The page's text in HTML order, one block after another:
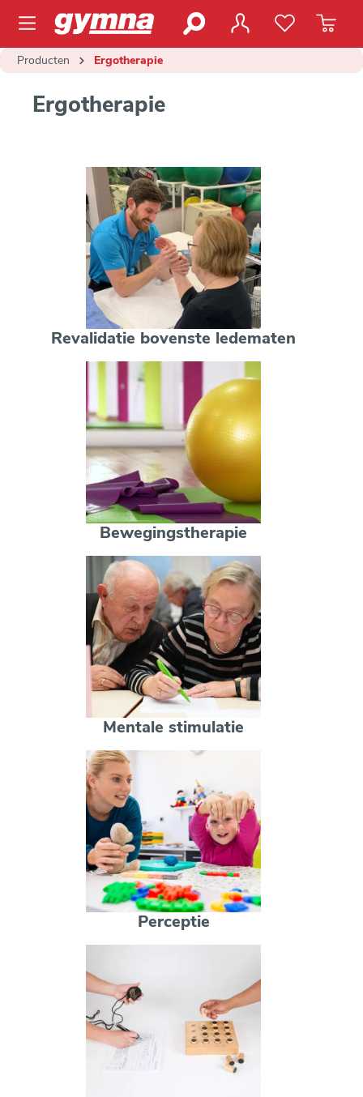
hoofdinhoud
Producten Ergotherapie
Ergotherapie
Revalidatie bovenste ledematen
Bewegingstherapie
Mentale stimulatie
Perceptie